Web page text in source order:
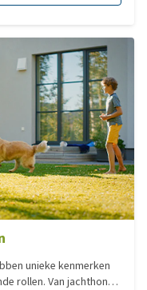
unieke kenmerken
rollen. Van jachthond